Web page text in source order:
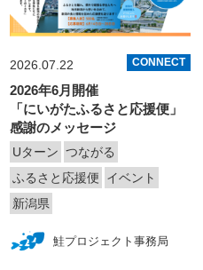
2026.07.22 CONNECT
2026年6月開催
「にいがたふるさと応援便」
感謝のメッセージ
Uターン つながる
ふるさと応援便
イベント
新潟県
鮭プロジェクト事務局